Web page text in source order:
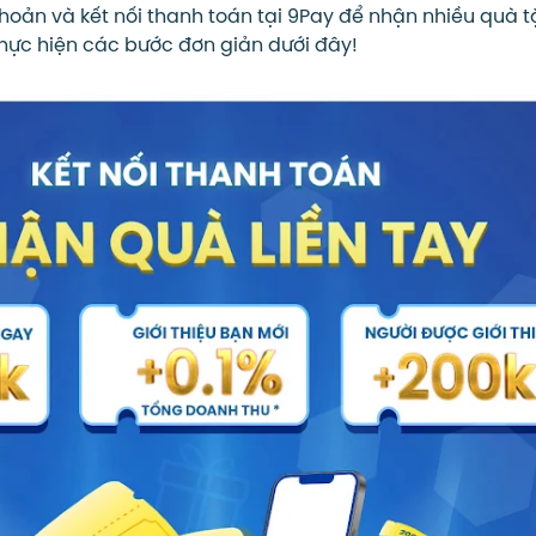
và kết nối thanh toán tại 9Pay để nhận nhiều quà
hiện các bước đơn giản dưới đây!